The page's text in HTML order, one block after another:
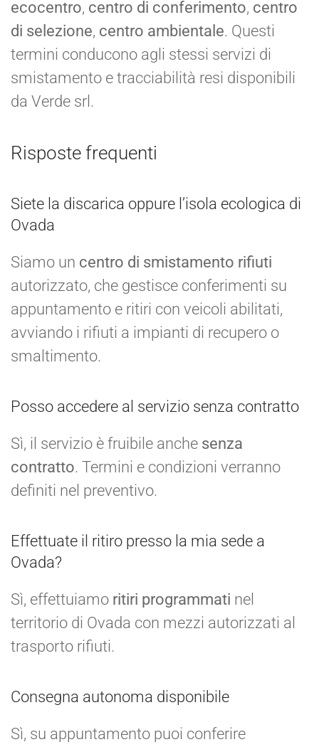
ecocentro, centro di conferimento, centro
di selezione, centro ambientale. Questi
termini conducono agli stessi servizi di
smistamento e tracciabilità resi disponibili
da Verde srl.
Risposte frequenti
Siete la discarica oppure l’isola ecologica di
Ovada
Siamo un centro di smistamento rifiuti
autorizzato, che gestisce conferimenti su
appuntamento e ritiri con veicoli abilitati,
avviando i rifiuti a impianti di recupero o
smaltimento.
Posso accedere al servizio senza contratto
Sì, il servizio è fruibile anche senza
contratto. Termini e condizioni verranno
definiti nel preventivo.
Effettuate il ritiro presso la mia sede a
Ovada?
Sì, effettuiamo ritiri programmati nel
territorio di Ovada con mezzi autorizzati al
trasporto rifiuti.
Consegna autonoma disponibile
Sì, su appuntamento puoi conferire